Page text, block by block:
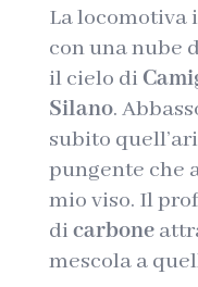
La locomotiva
con una nube
il cielo di
Silano.
subito
pungente che
mio viso. Il
di carbone
mescola a